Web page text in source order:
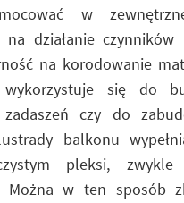
w
na działanie czynników
na korodowanie
się do
zadaszeń czy do
balkonu
pleksi,
Można w ten sposób